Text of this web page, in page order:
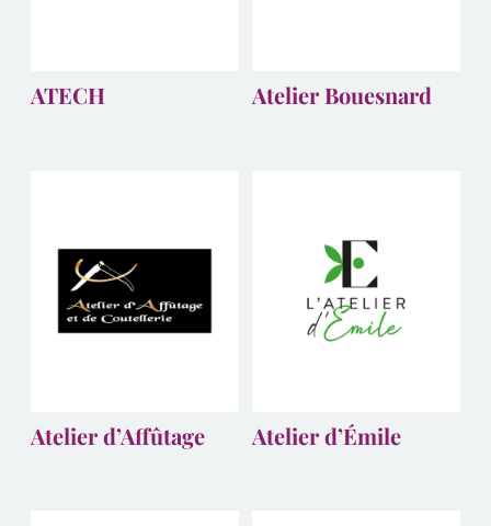
ATECH Atelier Bouesnard
Atelier d’Affûtage Atelier d’Émile